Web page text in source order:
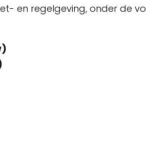
en regelgeving, onder de